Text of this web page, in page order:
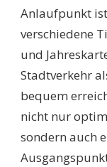
Anlaufpunkt
verschiedene
und
Stadtverkehr
bequem
nicht nur
sondern auch